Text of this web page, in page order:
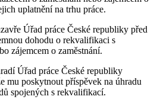
uplatnění na trhu práce.
Úřad práce České republiky před
dohodu o rekvalifikaci s
zájemcem o zaměstnání.
Úřad práce České republiky
mu poskytnout příspěvek na úhradu
spojených s rekvalifikací.